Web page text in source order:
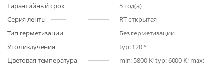
Гарантийный срок
5 год(а)
Серия ленты
RT открытая
Тип герметизации
Без герметизации
Угол излучения
typ: 120 °
Цветовая температура
min: 5800 K; typ: 6000 K; max: